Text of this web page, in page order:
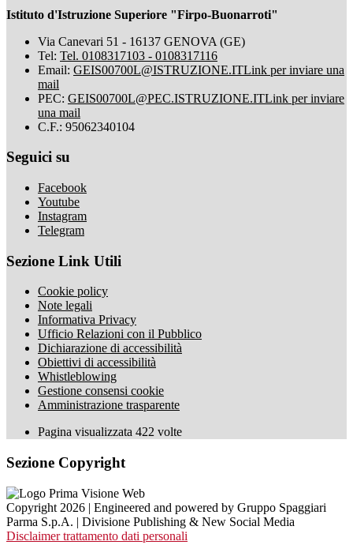
Istituto d'Istruzione Superiore "Firpo-Buonarroti"
Via Canevari 51 - 16137 GENOVA (GE)
Tel: Tel. 0108317103 - 0108317116
Email: GEIS00700L@ISTRUZIONE.ITLink per inviare una
mail
PEC: GEIS00700L@PEC.ISTRUZIONE.ITLink per inviare
una mail
C.F.: 95062340104
Seguici su
Facebook
Youtube
Instagram
Telegram
Sezione Link Utili
Cookie policy
Note legali
Informativa Privacy
Ufficio Relazioni con il Pubblico
Dichiarazione di accessibilità
Obiettivi di accessibilità
Whistleblowing
Gestione consensi cookie
Amministrazione trasparente
Pagina visualizzata 422 volte
Sezione Copyright
Copyright 2026 | Engineered and powered by Gruppo Spaggiari
Parma S.p.A. | Divisione Publishing & New Social Media
Disclaimer trattamento dati personali